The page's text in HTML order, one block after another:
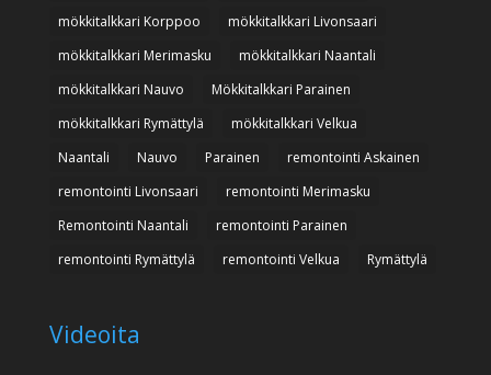
mökkitalkkari Korppoo
mökkitalkkari Livonsaari
mökkitalkkari Merimasku
mökkitalkkari Naantali
mökkitalkkari Nauvo
Mökkitalkkari Parainen
mökkitalkkari Rymättylä
mökkitalkkari Velkua
Naantali
Nauvo Parainen
remontointi Askainen
remontointi Livonsaari
remontointi Merimasku
Remontointi Naantali
remontointi Parainen
remontointi Rymättylä
remontointi Velkua Rymättylä
Videoita